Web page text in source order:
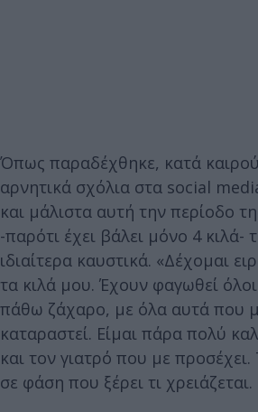
Όπως παραδέχθηκε, κατά
αρνητικά σχόλια στα social
και μάλιστα αυτή την περίοδο
-παρότι έχει βάλει μόνο 4 κιλά-
ιδιαίτερα καυστικά. «Δέχομαι
τα κιλά μου. Έχουν φαγωθεί
πάθω ζάχαρο, με όλα αυτά που
καταραστεί. Είμαι πάρα πολύ
και τον γιατρό που με
σε φάση που ξέρει τι χρειάζεται.